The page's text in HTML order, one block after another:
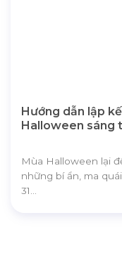
Hướng dẫn lập
Halloween sáng
Mùa Halloween lại
những bí ẩn, ma
31...